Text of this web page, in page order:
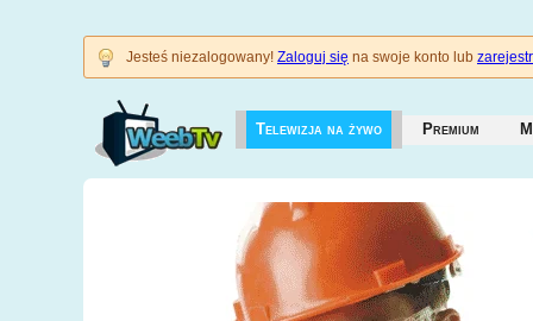
Jesteś niezalogowany! Zaloguj się na swoje konto lub
Telewizja na żywo Premium